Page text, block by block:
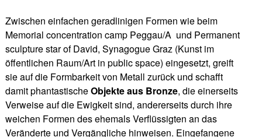
Zwischen einfachen geradlinigen Formen wie beim
Memorial concentration camp Peggau/A und Permanent
sculpture star of David, Synagogue Graz (Kunst im
öffentlichen Raum/Art in public space) eingesetzt, greift
sie auf die Formbarkeit von Metall zurück und schafft
damit phantastischeObjekte aus Bronze, die einerseits
Verweise auf die Ewigkeit sind, andererseits durch ihre
weichen Formen des ehemals Verflüssigten an das
Veränderte und Vergängliche hinweisen. Eingefangene